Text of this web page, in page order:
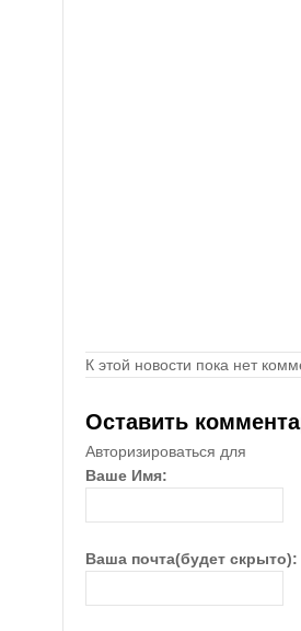
К этой новости пока нет
Оставить
Авторизироваться для
Ваше Имя:
Ваша почта(будет скрыто):